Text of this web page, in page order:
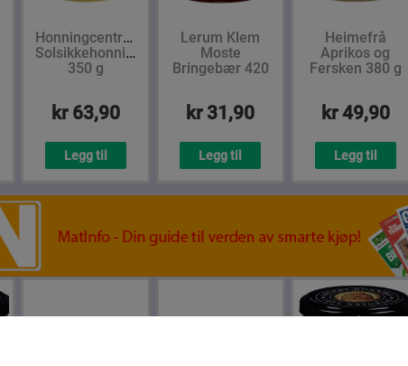
Honningcentralen
Solsikkehonning
350 g
kr 63,90
Legg til
Lerum Klem
Moste
Bringebær 420
kr 31,90
Legg til
Heimefrå
Aprikos og
Fersken 380 g
kr 49,90
Legg til